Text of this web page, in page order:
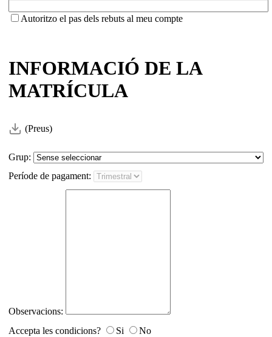
Autoritzo el pas dels rebuts al meu compte
INFORMACIÓ DE LA
MATRÍCULA
(Preus)
Grup:
Període de pagament:
Observacions:
Accepta les condicions?
Si No